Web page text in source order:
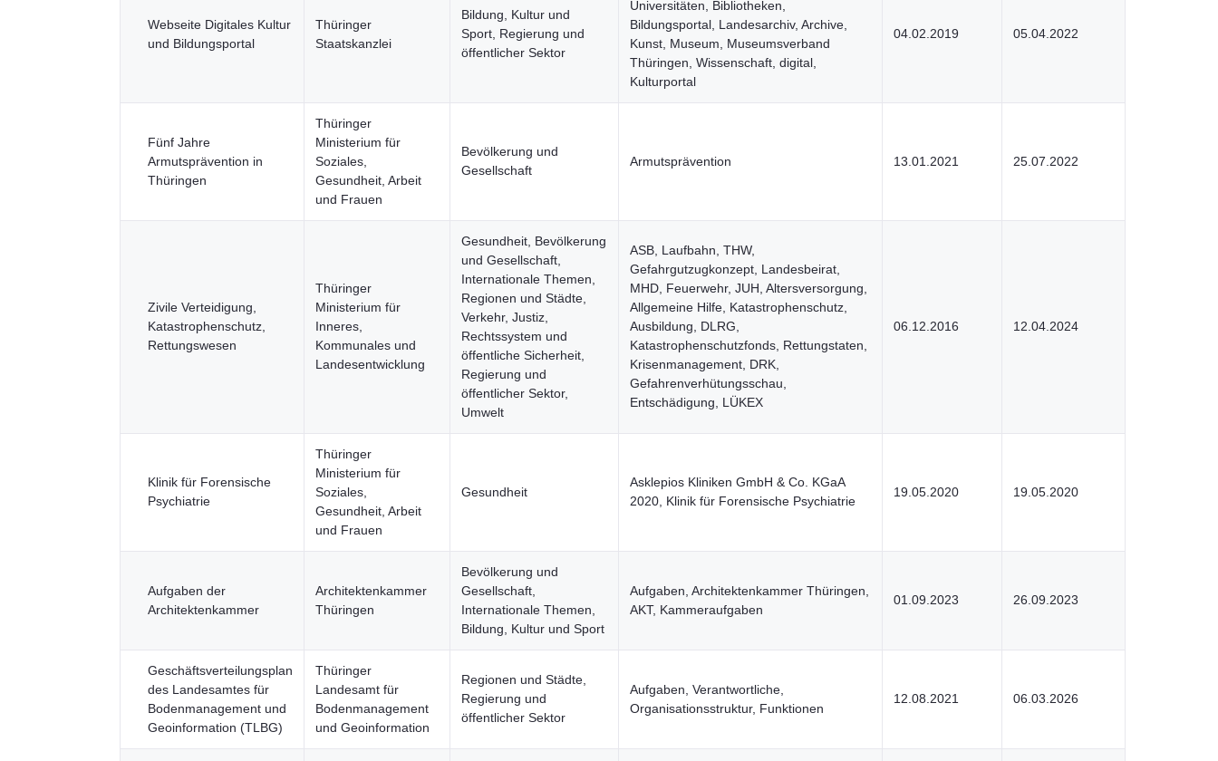
Webseite Digitales Kultur
und Bildungsportal
Thüringer
Staatskanzlei
Bildung, Kultur und
Sport, Regierung und
öffentlicher Sektor
Universitäten, Bibliotheken,
Bildungsportal, Landesarchiv, Archive,
Kunst, Museum, Museumsverband
Thüringen, Wissenschaft, digital,
Kulturportal
04.02.2019 05.04.2022
Fünf Jahre
Armutsprävention in
Thüringen
Thüringer
Ministerium für
Soziales,
Gesundheit, Arbeit
und Frauen
Bevölkerung und
Gesellschaft
Armutsprävention 13.01.2021 25.07.2022
Zivile Verteidigung,
Katastrophenschutz,
Rettungswesen
Thüringer
Ministerium für
Inneres,
Kommunales und
Landesentwicklung
Gesundheit, Bevölkerung
und Gesellschaft,
Internationale Themen,
Regionen und Städte,
Verkehr, Justiz,
Rechtssystem und
öffentliche Sicherheit,
Regierung und
öffentlicher Sektor,
Umwelt
ASB, Laufbahn, THW,
Gefahrgutzugkonzept, Landesbeirat,
MHD, Feuerwehr, JUH, Altersversorgung,
Allgemeine Hilfe, Katastrophenschutz,
Ausbildung, DLRG,
Katastrophenschutzfonds, Rettungstaten,
Krisenmanagement, DRK,
Gefahrenverhütungsschau,
Entschädigung, LÜKEX
06.12.2016 12.04.2024
Klinik für Forensische
Psychiatrie
Thüringer
Ministerium für
Soziales,
Gesundheit, Arbeit
und Frauen
Gesundheit
Asklepios Kliniken GmbH & Co. KGaA
2020, Klinik für Forensische Psychiatrie
19.05.2020 19.05.2020
Aufgaben der
Architektenkammer
Architektenkammer
Thüringen
Bevölkerung und
Gesellschaft,
Internationale Themen,
Bildung, Kultur und Sport
Aufgaben, Architektenkammer Thüringen,
AKT, Kammeraufgaben
01.09.2023 26.09.2023
Geschäftsverteilungsplan
des Landesamtes für
Bodenmanagement und
Geoinformation (TLBG)
Thüringer
Landesamt für
Bodenmanagement
und Geoinformation
Regionen und Städte,
Regierung und
öffentlicher Sektor
Aufgaben, Verantwortliche,
Organisationsstruktur, Funktionen
12.08.2021 06.03.2026